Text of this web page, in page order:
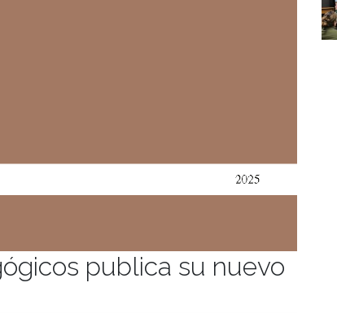
publica su nuevo